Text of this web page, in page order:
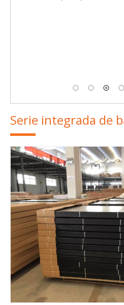
Colector solar de panel
Serie integrada de